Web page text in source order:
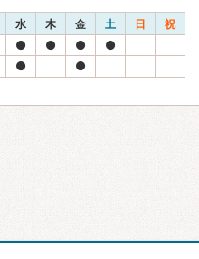
水 木 金 土 日 祝